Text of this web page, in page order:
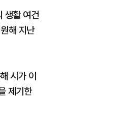
생활 여건
해 지난
시가 이
제기한